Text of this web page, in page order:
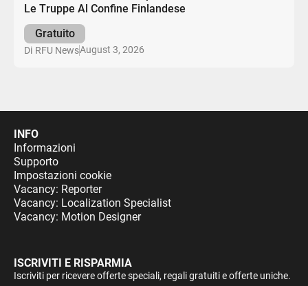
Le Truppe Al Confine Finlandese
Gratuito
Di RFU NewsAugust 3, 2026
INFO
Informazioni
Supporto
Impostazioni cookie
Vacancy: Reporter
Vacancy: Localization Specialist
Vacancy: Motion Designer
ISCRIVITI E RISPARMIA
Iscriviti per ricevere offerte speciali, regali gratuiti e offerte uniche.